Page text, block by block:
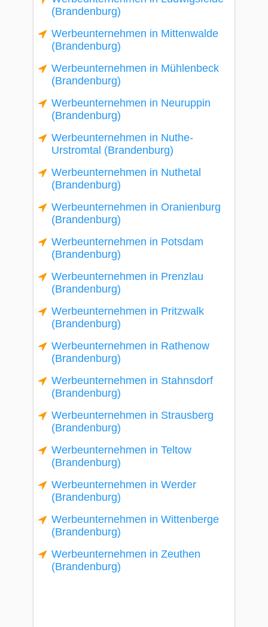
(Brandenburg)
Werbeunternehmen in Mittenwalde
(Brandenburg)
Werbeunternehmen in Mühlenbeck
(Brandenburg)
Werbeunternehmen in Neuruppin
(Brandenburg)
Werbeunternehmen in Nuthe-
Urstromtal (Brandenburg)
Werbeunternehmen in Nuthetal
(Brandenburg)
Werbeunternehmen in Oranienburg
(Brandenburg)
Werbeunternehmen in Potsdam
(Brandenburg)
Werbeunternehmen in Prenzlau
(Brandenburg)
Werbeunternehmen in Pritzwalk
(Brandenburg)
Werbeunternehmen in Rathenow
(Brandenburg)
Werbeunternehmen in Stahnsdorf
(Brandenburg)
Werbeunternehmen in Strausberg
(Brandenburg)
Werbeunternehmen in Teltow
(Brandenburg)
Werbeunternehmen in Werder
(Brandenburg)
Werbeunternehmen in Wittenberge
(Brandenburg)
Werbeunternehmen in Zeuthen
(Brandenburg)